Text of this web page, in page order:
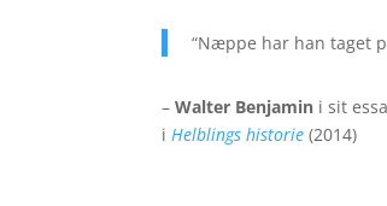
“Næppe har han taget
–Walter Benjamin i sit
iHelblings historie (2014)